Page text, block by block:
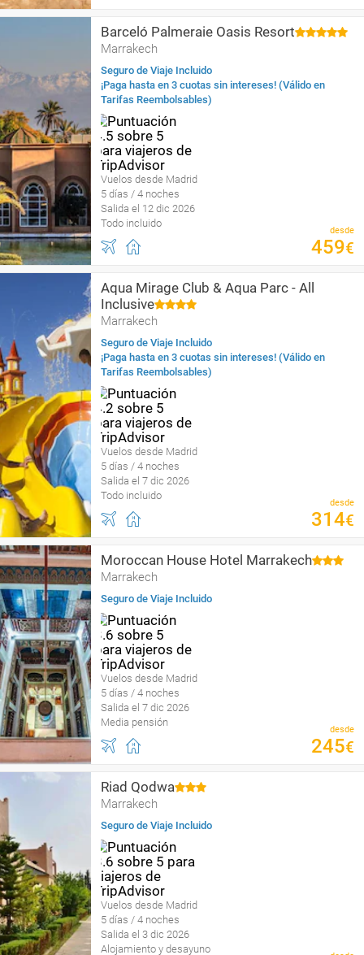
Barceló Palmeraie Oasis Resort
Marrakech
Seguro de Viaje Incluido
¡Paga hasta en 3 cuotas sin intereses! (Válido en
Tarifas Reembolsables)
Vuelos desde Madrid
5 días / 4 noches
Salida el 12 dic 2026
Todo incluido
desde
459€
Aqua Mirage Club & Aqua Parc - All
Inclusive
Marrakech
Seguro de Viaje Incluido
¡Paga hasta en 3 cuotas sin intereses! (Válido en
Tarifas Reembolsables)
Vuelos desde Madrid
5 días / 4 noches
Salida el 7 dic 2026
Todo incluido
desde
314€
Moroccan House Hotel Marrakech
Marrakech
Seguro de Viaje Incluido
Vuelos desde Madrid
5 días / 4 noches
Salida el 7 dic 2026
Media pensión
desde
245€
Riad Qodwa
Marrakech
Seguro de Viaje Incluido
Vuelos desde Madrid
5 días / 4 noches
Salida el 3 dic 2026
Alojamiento y desayuno